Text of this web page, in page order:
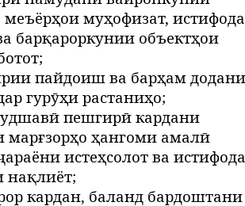
муҳофизат,
барқароркунии объектҳои
пайдоиш ва барҳам додани
гурӯҳи растаниҳо;
пешгирӣ кардани
марғзорҳо ҳангоми амалӣ
истеҳсолот ва
нақлиёт;
кардан, баланд бардоштани